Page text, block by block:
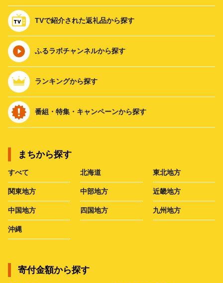
TVで紹介された返礼品から探す
ふるラボチャンネルから探す
ランキングから探す
番組・特集・キャンペーンから探す
まちから探す
すべて 北海道 東北地方
関東地方 中部地方 近畿地方
中国地方 四国地方 九州地方
沖縄
寄付金額から探す